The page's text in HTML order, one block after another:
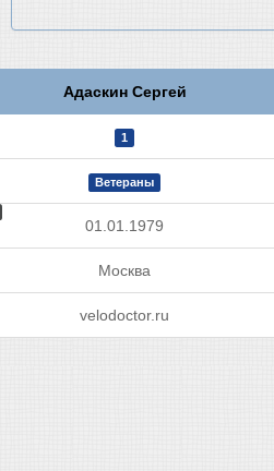
Адаскин Сергей
1
Ветераны
01.01.1979
Москва
velodoctor.ru